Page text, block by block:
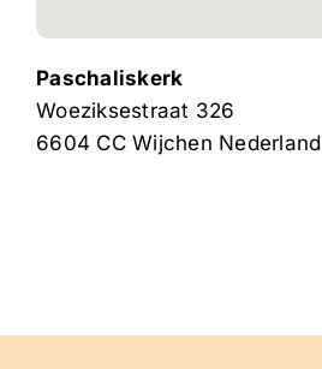
Paschaliskerk
Woeziksestraat 326
6604 CCWijchen Nederland